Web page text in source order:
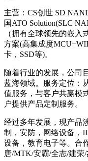
主营：CS创世 SD
国ATO Solution(SLC
（拥有全球领先的嵌入
方案(高集成度
卡，SSD等)。
随着行业的发展，公司
蓝海领域。服务定位：
值服务，与客户共赢模
户提供产品定制服务。
经过多年发展，现产品
制，安防，网络设备，
设备，教育电子等。合
唐/MTK/安霸/全志/建荣/